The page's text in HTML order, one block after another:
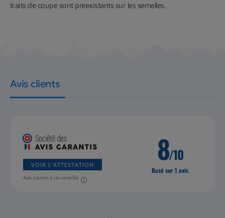
traits de coupe sont préexistants sur les semelles.
Avis clients
VOIR L'ATTESTATION
Avis soumis à un contrôle
8/10
Basé sur 1 avis